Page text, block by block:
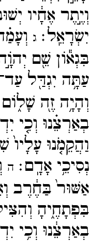
וְיֶ֣תֶר אֶחָ֔יו
יִשְׂרָאֵֽל׃ג
בִּגְא֕וֹן שֵׁ֖ם
עַתָּ֥ה יִגְדַּ֖ל
וְהָיָ֥ה זֶ֖ה שָׁל֑וֹם
בְאַרְצֵ֗נוּ וְכִ֤י
וַהֲקֵמֹ֤נוּ
נְסִיכֵ֥י אָדָֽם׃ה
אַשּׁוּר֙ בַּחֶ֔רֶב
בִּפְתָחֶ֑יהָ
בְאַרְצֵ֔נוּ וְכִ֥י